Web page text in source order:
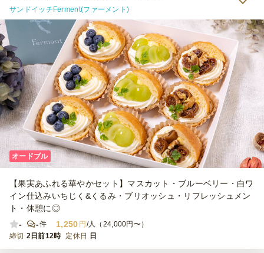
サンドイッチFerment(ファーメント)
オードブル
【果実あふれる華やかセット】マスカット・ブルーベリー・白ワ
イン仕込みいちじく&くるみ・ブリオッシュ・リフレッシュメン
ト・休憩に◎
-
-件 1,250 円 /人（24,000円〜）
締切 2日前12時 定休日 日